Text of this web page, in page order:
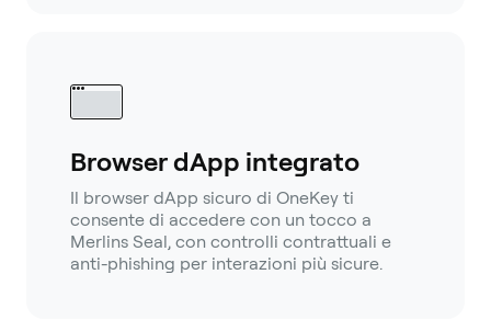
Browser dApp integrato
Il browser dApp sicuro di OneKey ti
consente di accedere con un tocco a
Merlins Seal, con controlli contrattuali e
anti-phishing per interazioni più sicure.